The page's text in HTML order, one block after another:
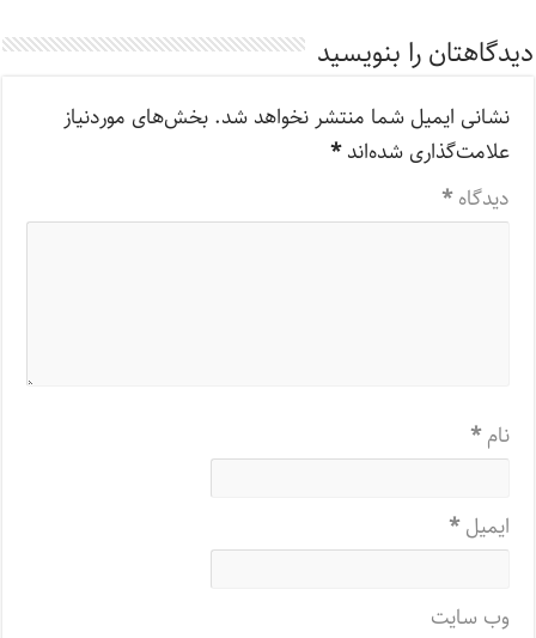
دیدگاهتان را بنویسید
نشانی ایمیل شما منتشر نخواهد شد. بخش‌های موردنیاز
علامت‌گذاری شده‌اند*
دیدگاه*
نام*
ایمیل*
وب‌ سایت